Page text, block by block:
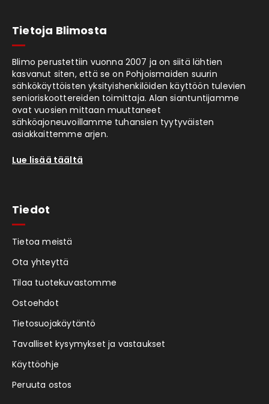
Tietoja Blimosta
Blimo perustettiin vuonna 2007 ja on siitä lähtien
kasvanut siten, että se on Pohjoismaiden suurin
sähkökäyttöisten yksityishenkilöiden käyttöön tulevien
senioriskoottereiden toimittaja. Alan siantuntijamme
ovat vuosien mittaan muuttaneet
sähköajoneuvoillamme tuhansien tyytyväisten
asiakkaittemme arjen.
Lue lisää täältä
Tiedot
Tietoa meistä
Ota yhteyttä
Tilaa tuotekuvastomme
Ostoehdot
Tietosuojakäytäntö
Tavalliset kysymykset ja vastaukset
Käyttöohje
Peruuta ostos